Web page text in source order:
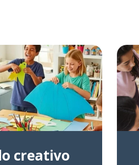
creativo